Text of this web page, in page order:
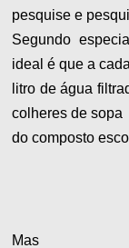
pesquise e
Segundo
ideal é que a cada
litro de água
colheres de sopa
do composto
Mas